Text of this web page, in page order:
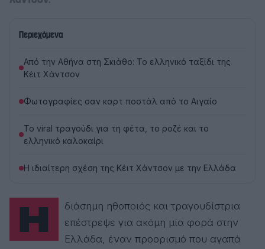
Περιεχόμενα
Από την Αθήνα στη Σκιάθο: Το ελληνικό ταξίδι της
Κέιτ Χάντσον
Φωτογραφίες σαν καρτ ποστάλ από το Αιγαίο
Το viral τραγούδι για τη φέτα, το ροζέ και το
ελληνικό καλοκαίρι
Η ιδιαίτερη σχέση της Κέιτ Χάντσον με την Ελλάδα
Η διάσημη ηθοποιός και τραγουδίστρια
επέστρεψε για ακόμη μία φορά στην
Ελλάδα, έναν προορισμό που αγαπά